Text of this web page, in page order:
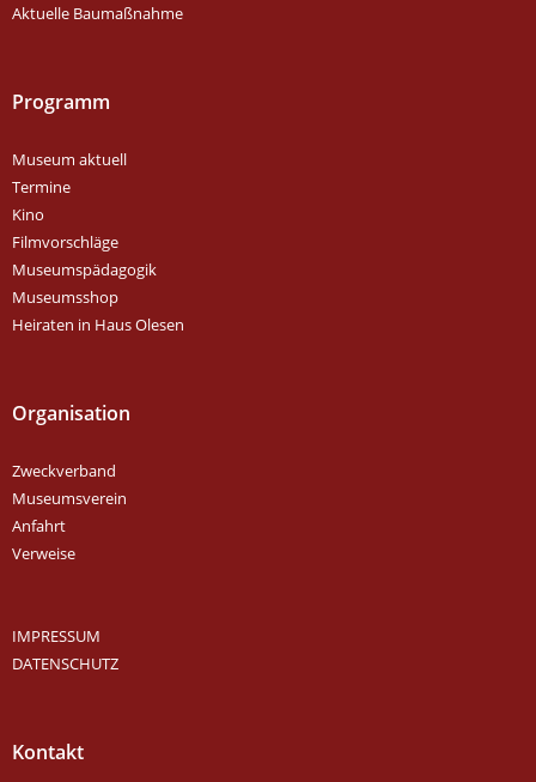
Aktuelle Baumaßnahme
Programm
Museum aktuell
Termine
Kino
Filmvorschläge
Museumspädagogik
Museumsshop
Heiraten in Haus Olesen
Organisation
Zweckverband
Museumsverein
Anfahrt
Verweise
IMPRESSUM
DATENSCHUTZ
Kontakt